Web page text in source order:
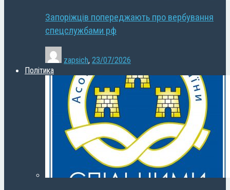
Запоріжців попереджають про вербування
спецслужбами рф
zapsich, 23/07/2026
Політика